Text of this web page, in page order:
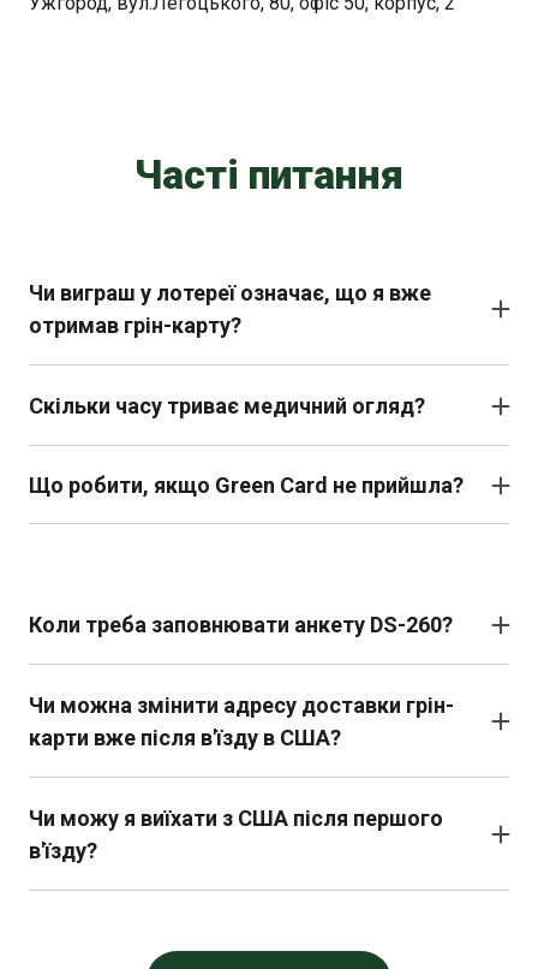
Часті питання
Чи виграш у лотереї означає, що я вже
отримав грін-карту?
форми DS-260, проходження медогляду та
співбесіди в консульстві
Скільки часу триває медичний огляд?
в акредитовану клініку.
Що робити, якщо Green Card не прийшла?
Коли треба заповнювати анкету DS-260?
вашої справи і призначення співбесіди.
Чи можна змінити адресу доставки грін-
карти вже після в'їзду в США?
якомога швидше, щоб уникнути втрати документів.
Чи можу я виїхати з США після першого
в'їзду?